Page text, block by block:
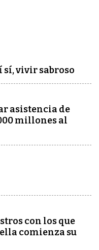
sí, vivir sabroso
asistencia de
millones al
con los que
comienza su